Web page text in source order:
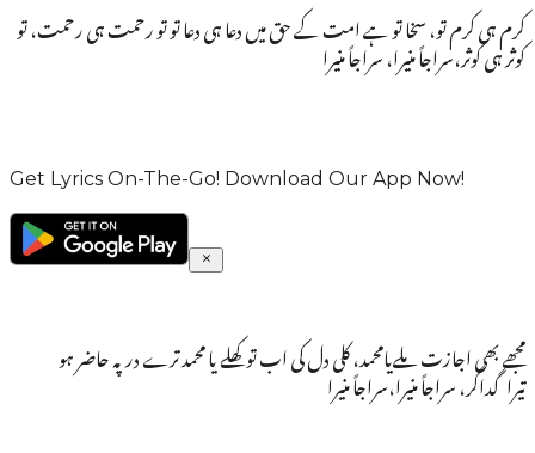
کرم ہی کرم تو، سخا تو ہے امت کے حق میں دعا ہی دعا تو تو رحمت ہی رحمت، تو
کوثر ہی کوثر،سراجاً منیرا، سراجاً منیرا
Get Lyrics On-The-Go! Download Our App Now!
مجھے بھی اجازت ملےیامحمد، کلی دل کی اب تو کھلے یا محمد ترے درپہ حاضر ہو
تیراگداگر، سراجاً منیرا،سراجاً منیرا